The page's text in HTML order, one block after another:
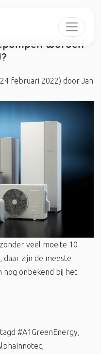
worden
februari 2022) door Jan
veel moeite 10
daar zijn de meeste
nog onbekend bij het
#A1GreenEnergy,
,